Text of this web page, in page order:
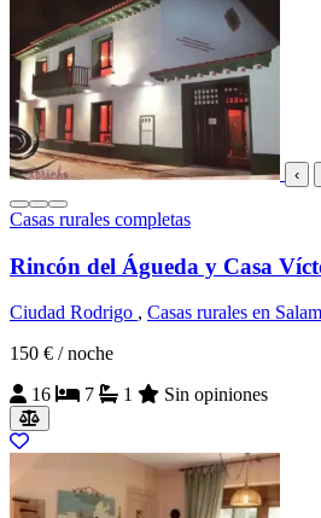
‹
Casas rurales completas
Rincón del Águeda y Casa
Ciudad Rodrigo , Casas rurales en
150 € / noche
16
7 1 Sin opiniones